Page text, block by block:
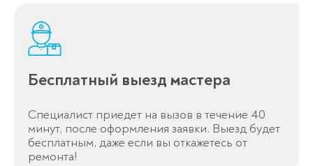
Бесплатный выезд мастера
Специалист приедет на вызов в течение 40
минут, после оформления заявки. Выезд будет
бесплатным, даже если вы откажетесь от
ремонта!